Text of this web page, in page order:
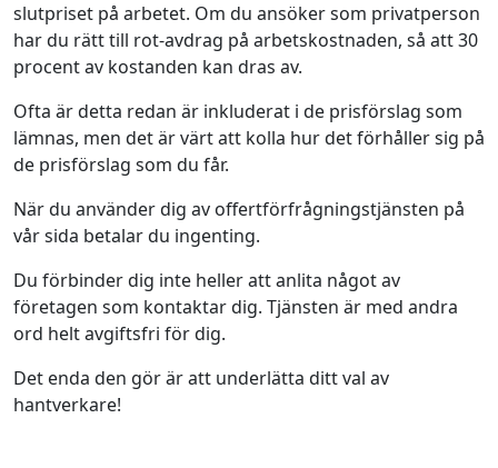
slutpriset på arbetet. Om du ansöker som privatperson
har du rätt till rot-avdrag på arbetskostnaden, så att 30
procent av kostanden kan dras av.
Ofta är detta redan är inkluderat i de prisförslag som
lämnas, men det är värt att kolla hur det förhåller sig på
de prisförslag som du får.
När du använder dig av offertförfrågningstjänsten på
vår sida betalar du ingenting.
Du förbinder dig inte heller att anlita något av
företagen som kontaktar dig. Tjänsten är med andra
ord helt avgiftsfri för dig.
Det enda den gör är att underlätta ditt val av
hantverkare!